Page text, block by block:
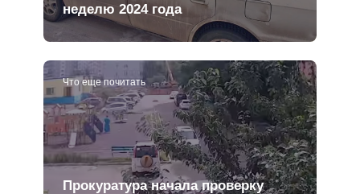
неделю 2024 года
Что еще почитать
Прокуратура начала проверку